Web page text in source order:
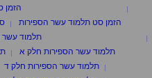
הזמן
הזמן סט תלמוד עשר הספירות
תלמוד עשר
תלמוד עשר הספירות חלק א
תלמוד עשר הספירות חלק ד